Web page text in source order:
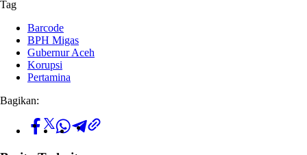
Tag
Barcode
BPH Migas
Gubernur Aceh
Korupsi
Pertamina
Bagikan: